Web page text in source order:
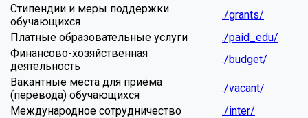
Стипендии и меры поддержки
обучающихся
./grants/
Платные образовательные услуги
./paid_edu/
Финансово-хозяйственная
деятельность
./budget/
Вакантные места для приёма
(перевода) обучающихся
./vacant/
Международное сотрудничество
./inter/